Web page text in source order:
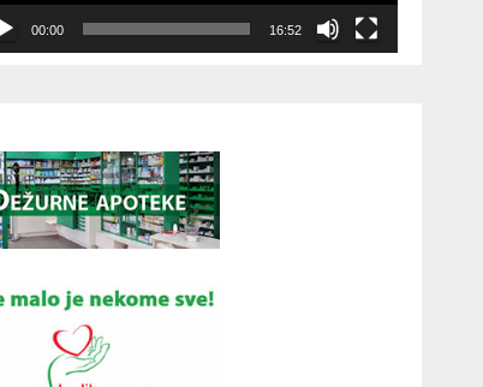
00:00 16:52